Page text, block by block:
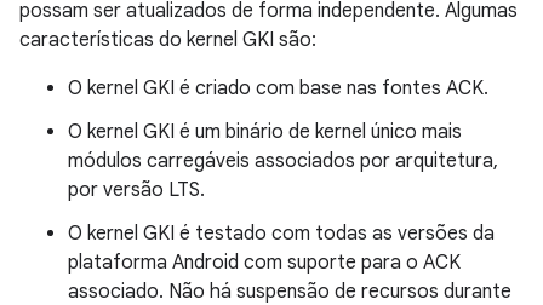
possam ser atualizados de forma independente. Algumas
características do kernel GKI são:
O kernel GKI é criado com base nas fontes ACK.
O kernel GKI é um binário de kernel único mais
módulos carregáveis associados por arquitetura,
por versão LTS.
O kernel GKI é testado com todas as versões da
plataforma Android com suporte para o ACK
associado. Não há suspensão de recursos durante